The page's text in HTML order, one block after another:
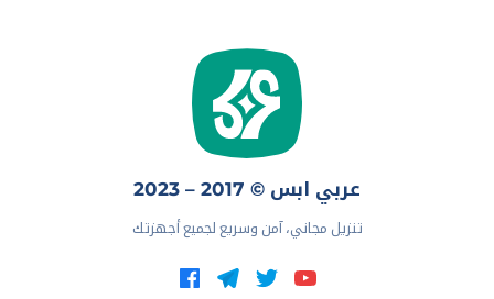
عربي ابس © 2017 – 2023
تنزيل مجاني، آمن وسريع لجميع أجهزتك